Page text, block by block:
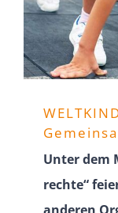
Unter dem
rechte“